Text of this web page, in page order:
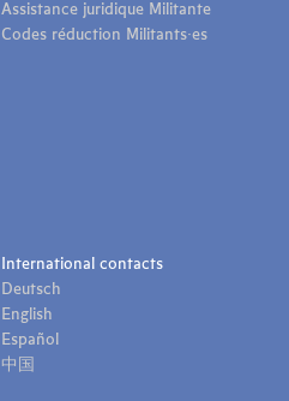
Assistance juridique Militante
Codes réduction Militants·es
International contacts
Deutsch
English
Español
中国